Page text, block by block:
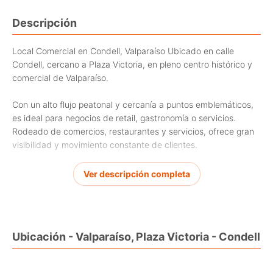
Descripción
Local Comercial en Condell, Valparaíso Ubicado en calle
Condell, cercano a Plaza Victoria, en pleno centro histórico y
comercial de Valparaíso.
Con un alto flujo peatonal y cercanía a puntos emblemáticos,
es ideal para negocios de retail, gastronomía o servicios.
Rodeado de comercios, restaurantes y servicios, ofrece gran
visibilidad y movimiento constante de clientes.
- 1er piso y subterráneo de app 80 m2 cada uno.
Ver descripción completa
Ubicación - Valparaíso, Plaza Victoria - Condell